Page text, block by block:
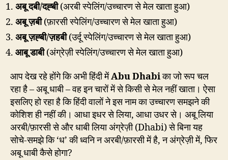
अबू दबी/दह्बी(अरबी स्पेलिंग/उच्चारण से मेल खाता हुआ)
अबू ज़बी(फ़ारसी स्पेलिंग/उच्चारण से मेल खाता हुआ)
अबू ज़ह्बी/ज़हबी(उर्दू स्पेलिंग/उच्चारण से मेल खाता हुआ)
आबू डाबी(अंग्रेज़ी स्पेलिंग/उच्चारण से मेल खाता हुआ)
आप देख रहे होंगे कि अभी हिंदी मेंAbu Dhabiका जो रूप चल
रहा है – अबू धाबी – वह इन चारों में से किसी से मेल नहीं खाता। ऐसा
इसलिए हो रहा है कि हिंदी वालों ने इस नाम का उच्चारण समझने की
कोशिश ही नहीं की। आधा इधर से लिया, आधा उधर से। अबू लिया
अरबी/फ़ारसी से और धाबी लिया अंग्रेज़ी (Dhabi) से बिना यह
सोचे-समझे कि ‘ध’ की ध्वनि न अरबी/फ़ारसी में है, न अंग्रेज़ी में, फिर
अबू धाबी कैसे होगा?